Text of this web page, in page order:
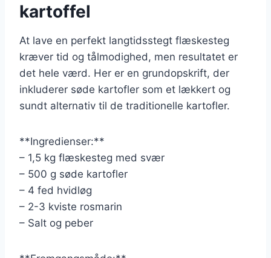
kartoffel
At lave en perfekt langtidsstegt flæskesteg
kræver tid og tålmodighed, men resultatet er
det hele værd. Her er en grundopskrift, der
inkluderer søde kartofler som et lækkert og
sundt alternativ til de traditionelle kartofler.
**Ingredienser:**
– 1,5 kg flæskesteg med svær
– 500 g søde kartofler
– 4 fed hvidløg
– 2-3 kviste rosmarin
– Salt og peber